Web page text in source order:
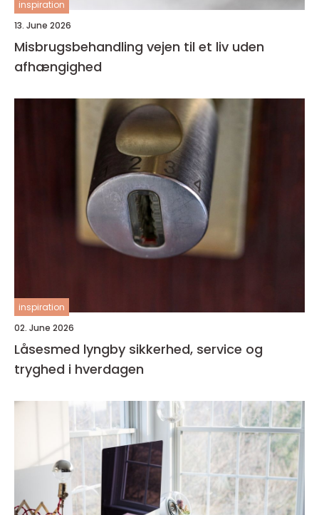
inspiration
13. June 2026
Misbrugsbehandling vejen til et liv uden
afhængighed
inspiration
02. June 2026
Låsesmed lyngby sikkerhed, service og
tryghed i hverdagen